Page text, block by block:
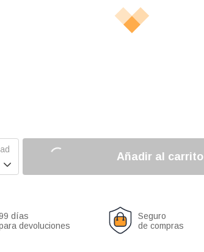

Añadir al carrito
días
devoluciones
Seguro
de compras